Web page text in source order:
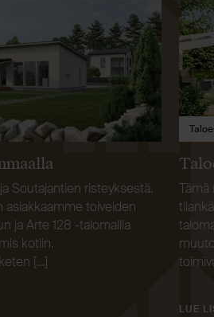
Soutajantien risteyksestä.
toiveiden
ja Arte 128 -talomallia
kotiin.
[…]
LUE